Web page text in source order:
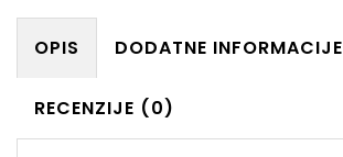
OPIS DODATNE INFORMACIJE
RECENZIJE (0)